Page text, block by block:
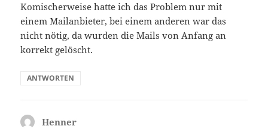
Komischerweise hatte ich das Problem nur mit
einem Mailanbieter, bei einem anderen war das
nicht nötig, da wurden die Mails von Anfang an
korrekt gelöscht.
ANTWORTEN
Henner